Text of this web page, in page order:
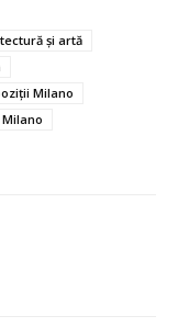
și artă
Milano